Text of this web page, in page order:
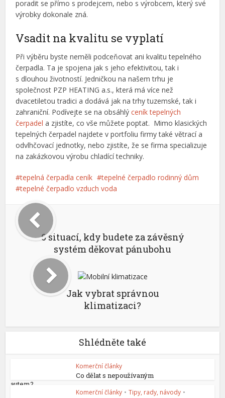
poradit se přímo s prodejcem, nebo s výrobcem, který své
výrobky dokonale zná.
Vsadit na kvalitu se vyplatí
Při výběru byste neměli podceňovat ani kvalitu tepelného
čerpadla. Ta je spojena jak s jeho efektivitou, tak i
s dlouhou životností. Jedničkou na našem trhu je
společnost PZP HEATING a.s., která má více než
dvacetiletou tradici a dodává jak na trhy tuzemské, tak i
zahraniční. Podívejte se na obsáhlýceník tepelných
čerpadel a zjistíte, co vše můžete poptat. Mimo klasických
tepelných čerpadel najdete v portfoliu firmy také větrací a
odvlhčovací jednotky, nebo zjistíte, že se firma specializuje
na zakázkovou výrobu chladící techniky.
tepelná čerpadla ceník
tepelné čerpadlo rodinný dům
tepelné čerpadlo vzduch voda
6 situací, kdy budete za závěsný
systém děkovat pánubohu
Jak vybrat správnou
klimatizaci?
Shlédněte také
Komerční články
Co dělat s nepoužívaným
autem?
Komerční články • Tipy, rady, návody •